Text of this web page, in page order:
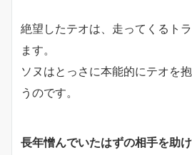
絶望したテオは、走ってくるト
ます。
ソヌはとっさに本能的にテオを
うのです。
長年憎んでいたはずの相手を助